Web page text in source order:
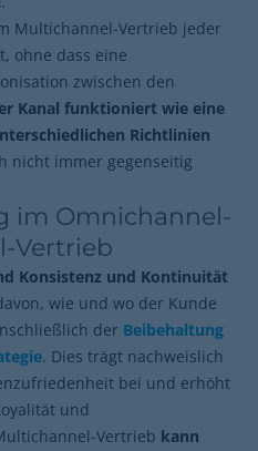
Multichannel-Vertrieb jeder
ohne dass eine
zwischen den
Kanal funktioniert wie eine
Richtlinien
nicht immer gegenseitig
im Omnichannel-
Vertrieb
Konsistenz und Kontinuität
wie und wo der Kunde
der Beibehaltung
. Dies trägt nachweislich
bei und erhöht
und
Vertrieb kann